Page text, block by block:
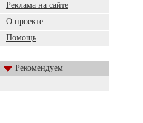
Реклама на сайте
О проекте
Помощь
Рекомендуем